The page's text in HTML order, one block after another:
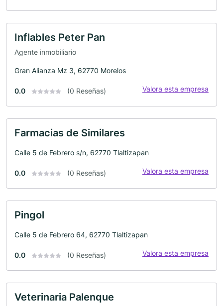
Inflables Peter Pan
Agente inmobiliario
Gran Alianza Mz 3, 62770 Morelos
0.0 (0 Reseñas) Valora esta empresa
Farmacias de Similares
Calle 5 de Febrero s/n, 62770 Tlaltizapan
0.0 (0 Reseñas) Valora esta empresa
Pingol
Calle 5 de Febrero 64, 62770 Tlaltizapan
0.0 (0 Reseñas) Valora esta empresa
Veterinaria Palenque